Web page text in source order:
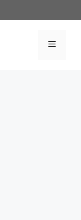
Menu